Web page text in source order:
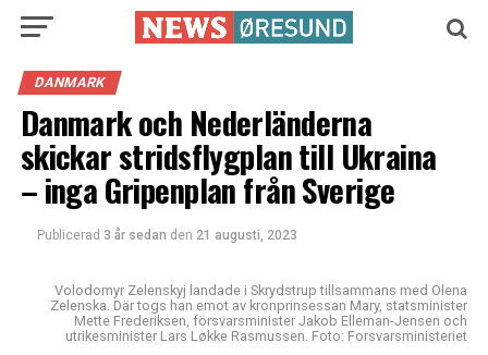
DANMARK
Danmark och Nederländerna
skickar stridsflygplan till Ukraina
– inga Gripenplan från Sverige
Publicerad 3 år sedan den 21 augusti, 2023
Volodomyr Zelenskyj landade i Skrydstrup tillsammans med Olena
Zelenska. Där togs han emot av kronprinsessan Mary, statsminister
Mette Frederiksen, försvarsminister Jakob Elleman-Jensen och
utrikesminister Lars Løkke Rasmussen. Foto: Forsvarsministeriet